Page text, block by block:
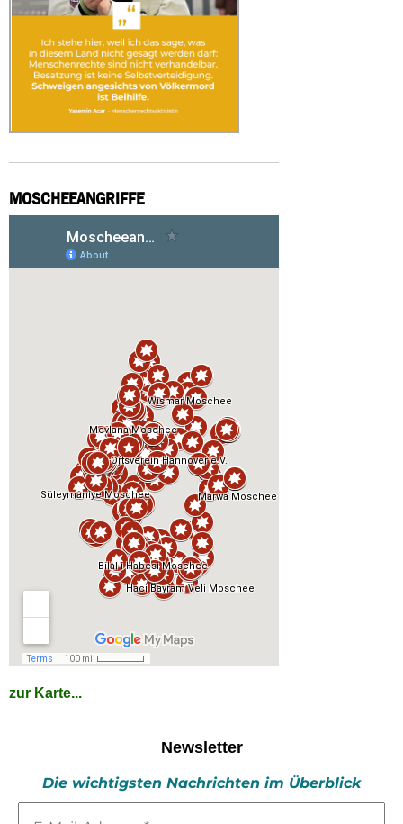
MOSCHEEANGRIFFE
zur Karte...
Newsletter
Die wichtigsten Nachrichten im Überblick